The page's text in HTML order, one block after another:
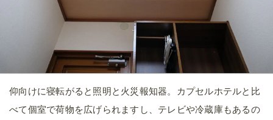
仰向けに寝転がると照明と火災報知器。カプセルホテルと比
べて個室で荷物を広げられますし、テレビや冷蔵庫もあるの